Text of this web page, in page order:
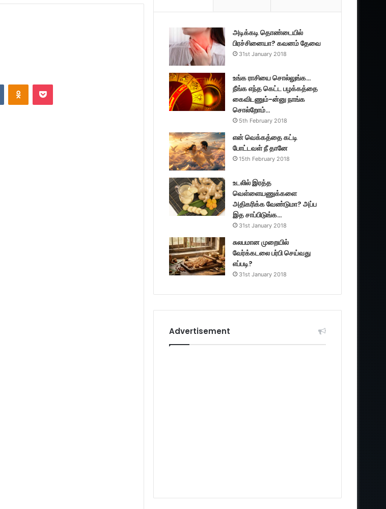
VKontakteOdnoklassniki
Pocket
அடிக்கடி தொண்டையில்
பிரச்சினையா? கவனம் தேவை
31st January 2018
உங்க ராசியை சொல்லுங்க…
நீங்க எந்த கெட்ட பழக்கத்தை
கைவிடணும்-ன்னு நாங்க
சொல்றோம்…
5th February 2018
என் வெக்கத்தை கட்டி
போட்டவள் நீ தானே
15th February 2018
உடலில் இரத்த
வெள்ளையணுக்களை
அதிகரிக்க வேண்டுமா? அப்ப
இத சாப்பிடுங்க…
31st January 2018
சுலபமான முறையில்
வேர்க்கடலை பர்பி செய்வது
எப்படி?
31st January 2018
Advertisement